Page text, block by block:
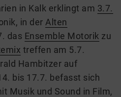
in Kalk erklingt am 3.7.
in der Alten
das Ensemble Motorik zu
treffen am 5.7.
Hambitzer auf
bis 17.7. befasst sich
Musik und Sound in Film,